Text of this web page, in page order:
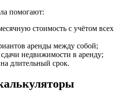
помогают:
стоимость с учётом всех
аренды между собой;
сдачи недвижимости в аренду;
длительный срок.